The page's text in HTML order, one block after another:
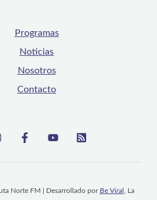
Programas
Noticias
Nosotros
Contacto
Norte FM | Desarrollado por Be Viral , La